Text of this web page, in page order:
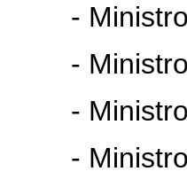
- Ministro
- Ministro
- Ministro
- Ministro